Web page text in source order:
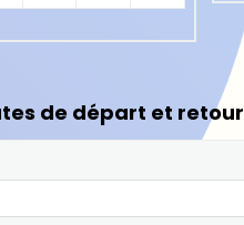
de départ et retour